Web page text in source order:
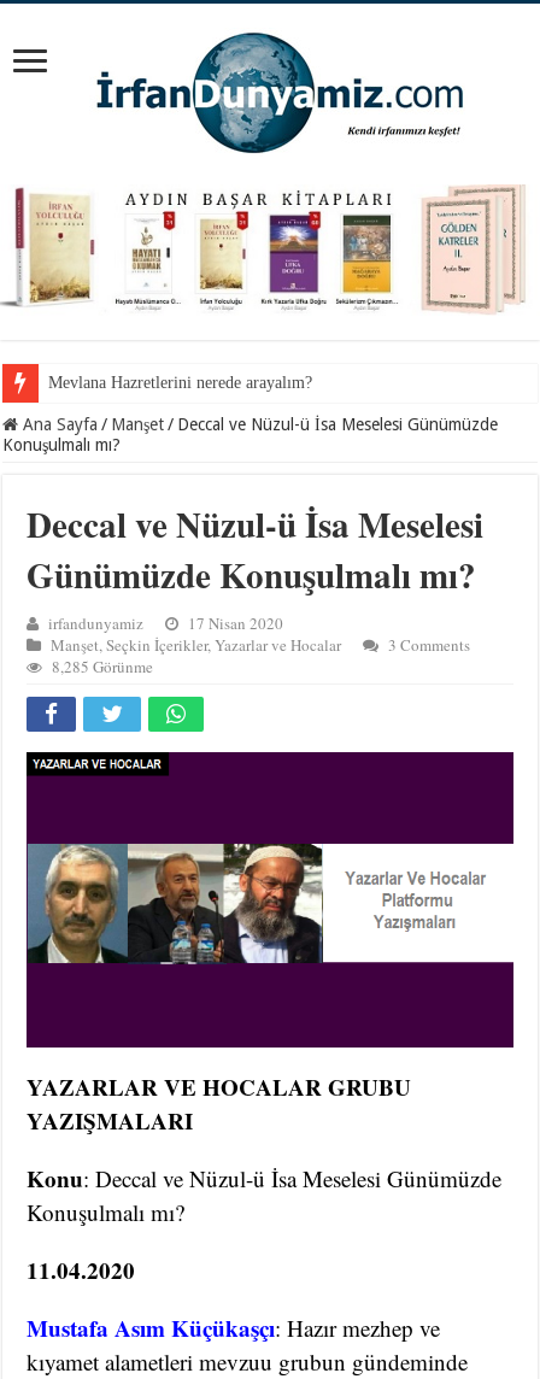
İnancından koparılan gençlerin vebali kimin?
Ana Sayfa / Manşet / Deccal ve Nüzul-ü İsa Meselesi Günümüzde
Konuşulmalı mı?
Deccal ve Nüzul-ü İsa Meselesi
Günümüzde Konuşulmalı mı?
irfandunyamiz
17 Nisan 2020
Manşet,Seçkin İçerikler,Yazarlar ve Hocalar
3 Comments
8,285 Görünme
YAZARLAR VE HOCALAR GRUBU
YAZIŞMALARI
Konu: Deccal ve Nüzul-ü İsa Meselesi Günümüzde
Konuşulmalı mı?
11.04.2020
Mustafa Asım Küçükaşçı: Hazır mezhep ve
kıyamet alametleri mevzuu grubun gündeminde